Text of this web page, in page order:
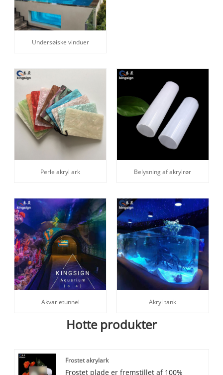
Undersøiske vinduer
Perle akryl ark Belysning af akrylrør
Akvarietunnel Akryl tank
Hotte produkter
Frostet akrylark
Frostet plade er fremstillet af 100%